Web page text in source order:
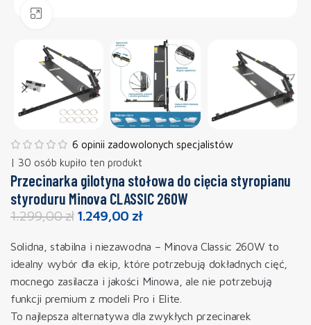
6 opinii zadowolonych specjalistów
| 30 osób kupiło ten produkt
Przecinarka gilotyna stołowa do cięcia styropianu
styroduru Minova CLASSIC 260W
1.299,00zł 1.249,00 zł
Solidna, stabilna i niezawodna – Minova Classic 260W to
idealny wybór dla ekip, które potrzebują dokładnych cięć,
mocnego zasilacza i jakości Minowa, ale nie potrzebują
funkcji premium z modeli Pro i Elite.
To najlepsza alternatywa dla zwykłych przecinarek